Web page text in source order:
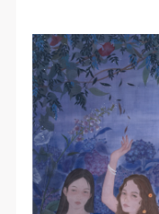
意，同时知晓并同
后，视作其家属也
我已认真阅读上述条
意，同时知晓并同
后，视作其家属也
我已认真阅读上述条
意，同时知晓并同
后，视作其家属也
我已认真阅读上述条